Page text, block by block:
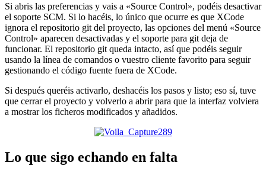
Si abris las preferencias y vais a «Source Control», podéis desactivar
el soporte SCM. Si lo hacéis, lo único que ocurre es que XCode
ignora el repositorio git del proyecto, las opciones del menú «Source
Control» aparecen desactivadas y el soporte para git deja de
funcionar. El repositorio git queda intacto, así que podéis seguir
usando la línea de comandos o vuestro cliente favorito para seguir
gestionando el código fuente fuera de XCode.
Si después queréis activarlo, deshacéis los pasos y listo; eso sí, tuve
que cerrar el proyecto y volverlo a abrir para que la interfaz volviera
a mostrar los ficheros modificados y añadidos.
Lo que sigo echando en falta